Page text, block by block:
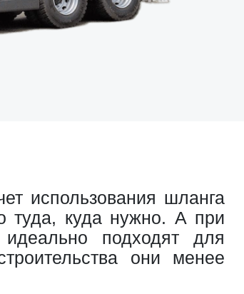
использования шланга
туда, куда нужно. А при
подходят для
они менее